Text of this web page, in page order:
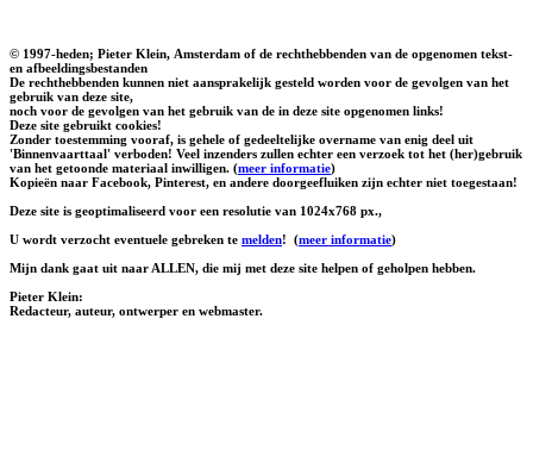
© 1997-heden; Pieter Klein, Amsterdam of de rechthebbenden van de opgenomen tekst-
en afbeeldingsbestanden
De rechthebbenden kunnen niet aansprakelijk gesteld worden voor de gevolgen van het
gebruik van deze site,
noch voor de gevolgen van het gebruik van de in deze site opgenomen links!
Deze site gebruikt cookies!
Zonder toestemming vooraf, is gehele of gedeeltelijke overname van enig deel uit
'Binnenvaarttaal' verboden! Veel inzenders zullen echter een verzoek tot het (her)gebruik
van het getoonde materiaal inwilligen. (meer informatie)
Kopieën naar Facebook, Pinterest, en andere doorgeefluiken zijn echter niet toegestaan!
Deze site is geoptimaliseerd voor een resolutie van 1024x768 px.,
U wordt verzocht eventuele gebreken te melden! (meer informatie)
Mijn dank gaat uit naar ALLEN, die mij met deze site helpen of geholpen hebben.
Pieter Klein:
Redacteur, auteur, ontwerper en webmaster.